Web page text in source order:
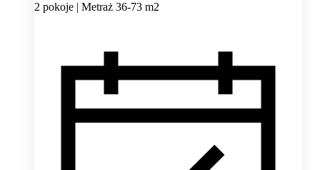
2 pokoje | Metraż 36-73 m2